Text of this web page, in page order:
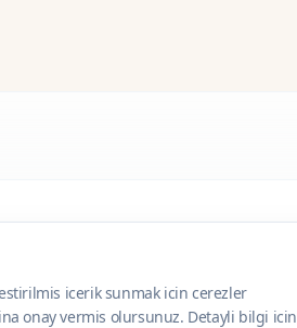
icerik sunmak icin cerezler
onay vermis olursunuz. Detayli bilgi icin